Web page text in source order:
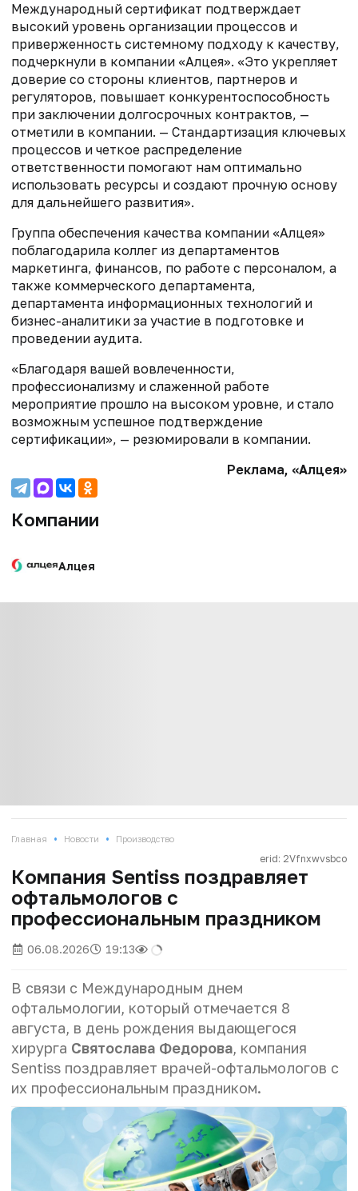
Международный сертификат подтверждает
высокий уровень организации процессов и
приверженность системному подходу к качеству,
подчеркнули в компании «Алцея». «Это укрепляет
доверие со стороны клиентов, партнеров и
регуляторов, повышает конкурентоспособность
при заключении долгосрочных контрактов, —
отметили в компании. — Стандартизация ключевых
процессов и четкое распределение
ответственности помогают нам оптимально
использовать ресурсы и создают прочную основу
для дальнейшего развития».
Группа обеспечения качества компании «Алцея»
поблагодарила коллег из департаментов
маркетинга, финансов, по работе с персоналом, а
также коммерческого департамента,
департамента информационных технологий и
бизнес-аналитики за участие в подготовке и
проведении аудита.
«Благодаря вашей вовлеченности,
профессионализму и слаженной работе
мероприятие прошло на высоком уровне, и стало
возможным успешное подтверждение
сертификации», — резюмировали в компании.
Реклама, «Алцея»
Компании
Алцея
Главная • Новости • Производство
erid: 2Vfnxwvsbco
Компания Sentiss поздравляет
офтальмологов с
профессиональным праздником
06.08.2026 19:13
В связи с Международным днем
офтальмологии, который отмечается 8
августа, в день рождения выдающегося
хирурга Святослава Федорова, компания
Sentiss поздравляет врачей-офтальмологов с
их профессиональным праздником.